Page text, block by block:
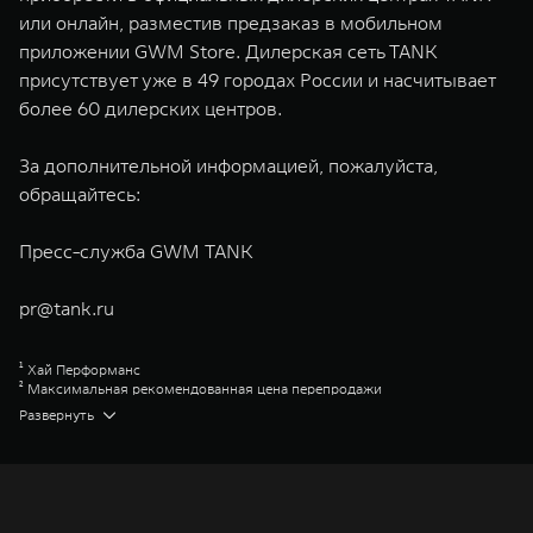
или онлайн, разместив предзаказ в мобильном
приложении GWM Store. Дилерская сеть TANK
присутствует уже в 49 городах России и насчитывает
более 60 дилерских центров.
За дополнительной информацией, пожалуйста,
обращайтесь:
Пресс-служба GWM TANK
pr@tank.ru
¹ Хай Перформанс
² Максимальная рекомендованная цена перепродажи
³ Торк-он-Диманд
⁴ ГВМ Коннекшн
Развернуть